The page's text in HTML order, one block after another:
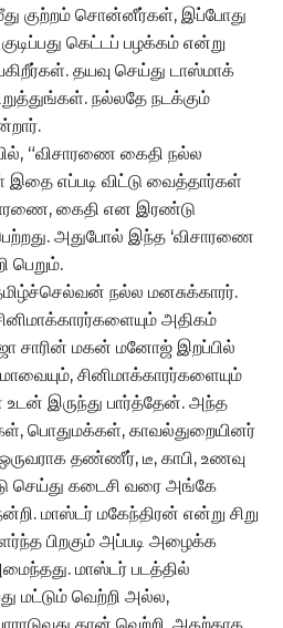
குற்றம் சொன்னீர்கள், இப்போது
கெட்டப் பழக்கம் என்று
தயவு செய்து டாஸ்மாக்
நல்லதே நடக்கும்
“விசாரணை கைதி நல்ல
எப்படி விட்டு வைத்தார்கள்
கைதி என இரண்டு
அதுபோல் இந்த ‘விசாரணை
பெறும்.
நல்ல மனசுக்காரர்.
அதிகம்
சாரின் மகன் மனோஜ் இறப்பில்
சினிமாக்காரர்களையும்
உடன் இருந்து பார்த்தேன். அந்த
பொதுமக்கள், காவல்துறையினர்
தண்ணீர், டீ, காபி, உணவு
செய்து கடைசி வரை அங்கே
மாஸ்டர் மகேந்திரன் என்று சிறு
பிறகும் அப்படி அழைக்க
மாஸ்டர் படத்தில்
மட்டும் வெற்றி அல்ல,